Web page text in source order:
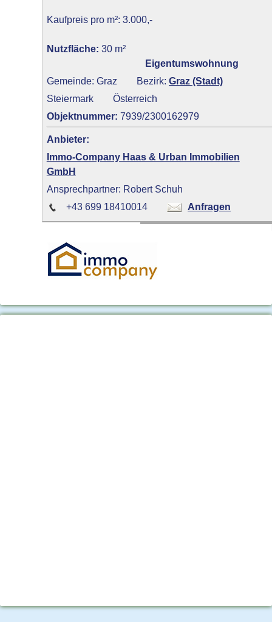
Kaufpreis pro m²: 3.000,-
Nutzfläche: 30 m²
Eigentumswohnung
Gemeinde: Graz
Bezirk:Graz (Stadt)
Steiermark
Österreich
Objektnummer: 7939/2300162979
Anbieter:
Immo-Company Haas & Urban Immobilien
GmbH
Ansprechpartner: Robert Schuh
+43 699 18410014
Anfragen